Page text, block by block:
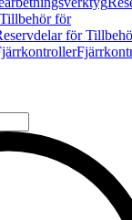
Tillbehör för
för